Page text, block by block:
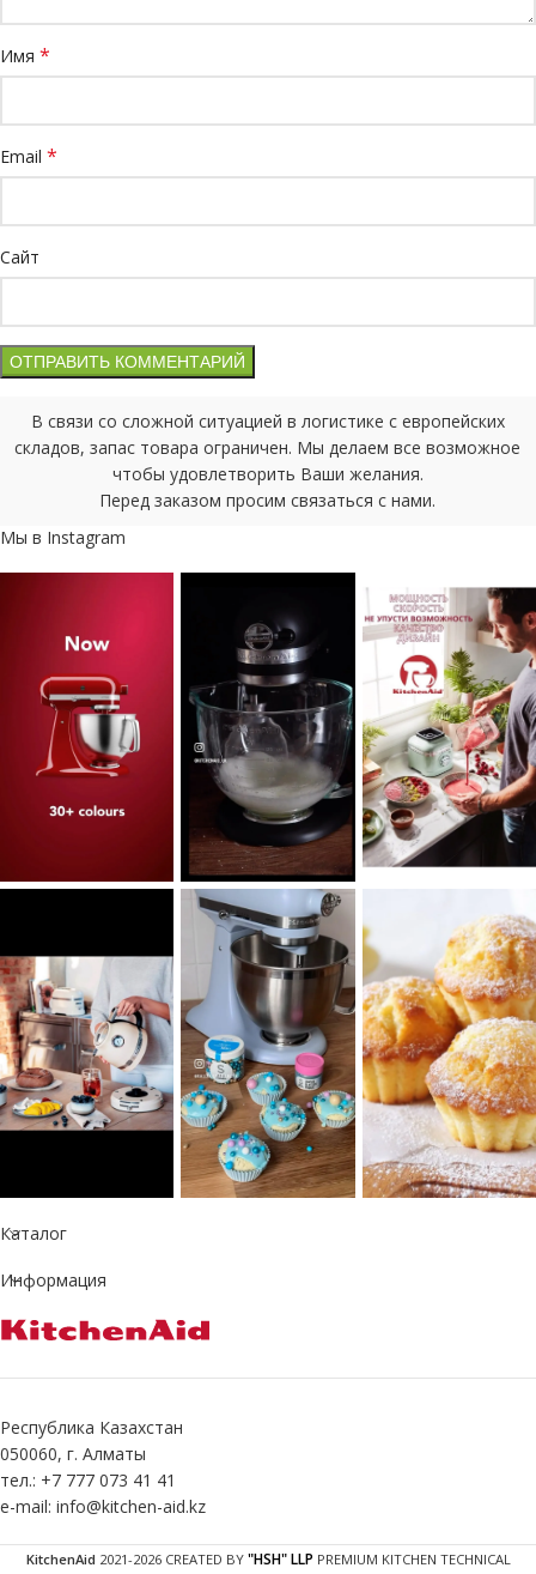
Имя *
Email *
Сайт
В связи со сложной ситуацией в логистике с европейских
складов, запас товара ограничен. Мы делаем все возможное
чтобы удовлетворить Ваши желания.
Перед заказом просим связаться с нами.
Мы в Instagram
Каталог
Информация
Республика Казахстан
050060, г. Алматы
тел.: +7 777 073 41 41
e-mail: info@kitchen-aid.kz
KitchenAid 2021-2026 CREATED BY "HSH" LLP PREMIUM KITCHEN TECHNICAL